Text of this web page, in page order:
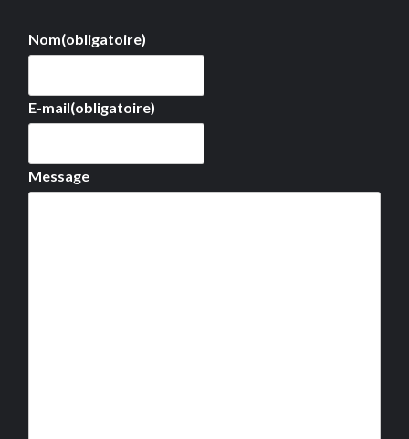
Nom(obligatoire)
E-mail(obligatoire)
Message